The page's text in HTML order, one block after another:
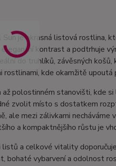
je okrasná listová rostlina,
kontrast a podtrhuje
do truhlíků, závěsných košů,
kde okamžitě upoutá
polostinném stanovišti, kde
zvolit místo s dostatkem
ale mezi zálivkami necháváme
a kompaktnějšího růstu je
a celkové vitality
bohaté vybarvení a odolnost